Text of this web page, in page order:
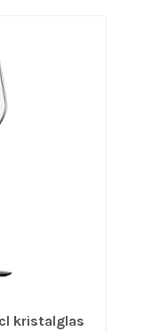
kristalglas